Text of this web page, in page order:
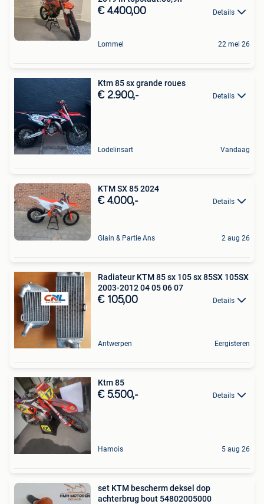
€ 4.400,00 Details
Lommel 22 mei 26
Ktm 85 sx grande roues
€ 2.900,- Details
Lodelinsart Vandaag
KTM SX 85 2024
€ 4.000,- Details
Glain & Partie Ans 2 aug 26
Radiateur KTM 85 sx 105 sx 85SX 105SX
2003-2012 04 05 06 07
€ 105,00 Details
Antwerpen Eergisteren
Ktm 85
€ 5.500,- Details
Hamois 5 aug 26
set KTM bescherm deksel dop
achterbrug bout 54802005000